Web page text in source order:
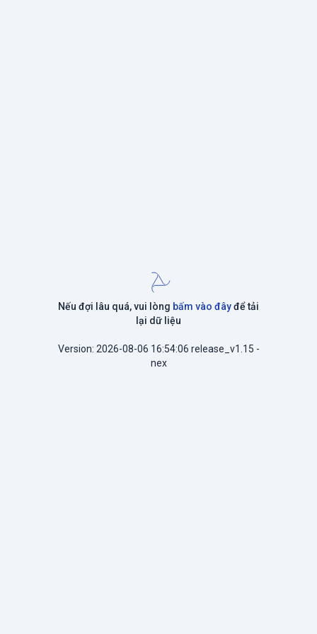
Nếu đợi lâu quá, vui lòng bấm vào đâyđể tải
lại dữ liệu
Version: 2026-08-06 16:54:06 release_v1.15 -
nex